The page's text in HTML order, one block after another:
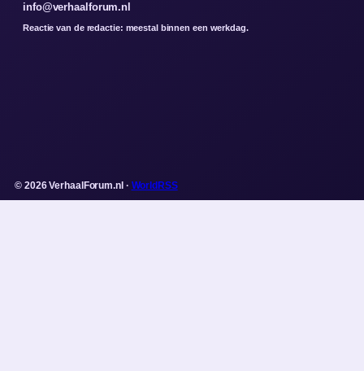
info@verhaalforum.nl
Reactie van de redactie: meestal binnen een werkdag.
© 2026 VerhaalForum.nl · WorldRSS